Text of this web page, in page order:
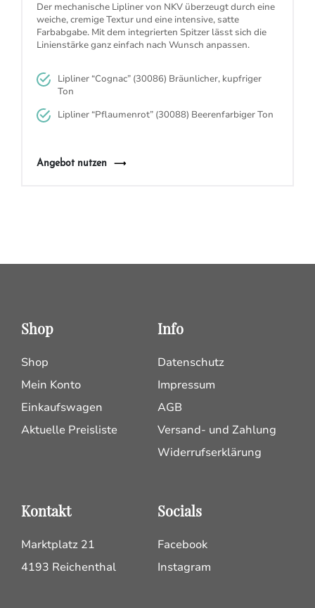
Der mechanische Lipliner von NKV überzeugt durch eine
weiche,cremigeTextur und eine intensive, satte
Farbabgabe. Mit dem integrierten Spitzer lässt sich die
Linienstärke ganz einfach nach Wunsch anpassen.
Lipliner “Cognac” (30086) Bräunlicher, kupfriger
Ton
Lipliner “Pflaumenrot” (30088) Beerenfarbiger Ton
Angebot nutzen
Shop
Shop
Mein Konto
Einkaufswagen
Aktuelle Preisliste
Info
Datenschutz
Impressum
AGB
Versand- und Zahlung
Widerrufserklärung
Kontakt
Marktplatz 21
4193 Reichenthal
Socials
Facebook
Instagram